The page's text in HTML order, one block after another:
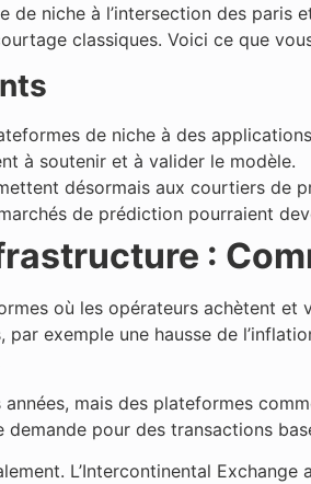
de niche à l’intersection des
classiques. Voici ce que
de niche à des
à soutenir et à valider le modèle.
désormais aux courtiers de
de prédiction pourraient
:
où les opérateurs achètent et
exemple une hausse de
mais des plateformes
pour des transactions
L’Intercontinental